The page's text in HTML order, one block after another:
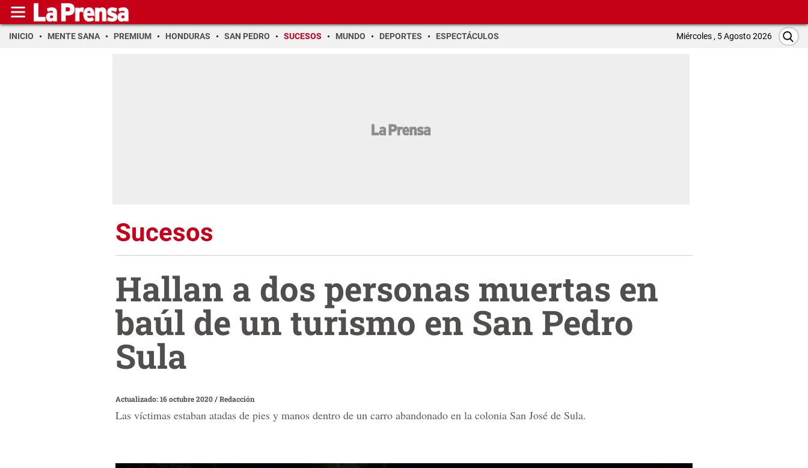
INICIO MENTE SANA PREMIUM HONDURAS SAN PEDRO SUCESOS MUNDO DEPORTES ESPECTÁCULOS Miércoles , 5 Agosto 2026
Sucesos
Hallan a dos personas muertas en
baúl de un turismo en San Pedro
Sula
Actualizado: 16 octubre 2020/Redacción
Las víctimas estaban atadas de pies y manos dentro de un carro abandonado en la colonia San José de Sula.